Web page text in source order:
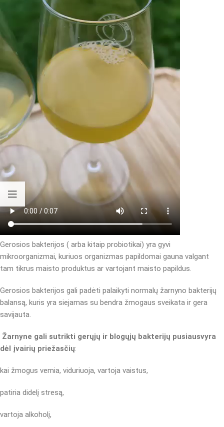
Gerosios bakterijos ( arba kitaip probiotikai) yra gyvi
mikroorganizmai, kuriuos organizmas papildomai gauna valgant
tam tikrus maisto produktus ar vartojant maisto papildus.
Gerosios bakterijos gali padėti palaikyti normalų žarnyno bakterijų
balansą, kuris yra siejamas su bendra žmogaus sveikata ir gera
savijauta.
Žarnyne gali sutrikti gerųjų ir blogųjų bakterijų pusiausvyra
dėl įvairių priežasčių:
kai žmogus vemia, viduriuoja, vartoja vaistus,
patiria didelį stresą,
vartoja alkoholį,